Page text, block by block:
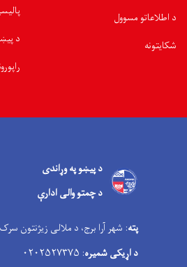
د اطلاعاتو مسوول
شکایتونه
د
د پیښو په وړاندی
د چمتو والی ادارې
پته: شهر آرا برج، د ملالی زیژنتون
د اړیکی شمیره: ۰۲۰۲۵۲۷۳۷۵